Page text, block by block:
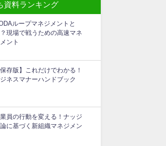
資料ランキング
ループマネジメントと
現場で戦うための高速マネ
ント
保存版】これだけでわかる！
ネスマナーハンドブック
員の行動を変える！ナッジ
に基づく新組織マネジメン